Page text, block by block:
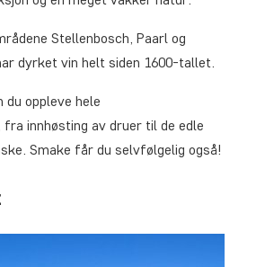
Stellenbosch, Paarl og
dyrket vin helt siden 1600-tallet.
du oppleve hele
innhøsting av druer til de edle
Smake får du selvfølgelig også!